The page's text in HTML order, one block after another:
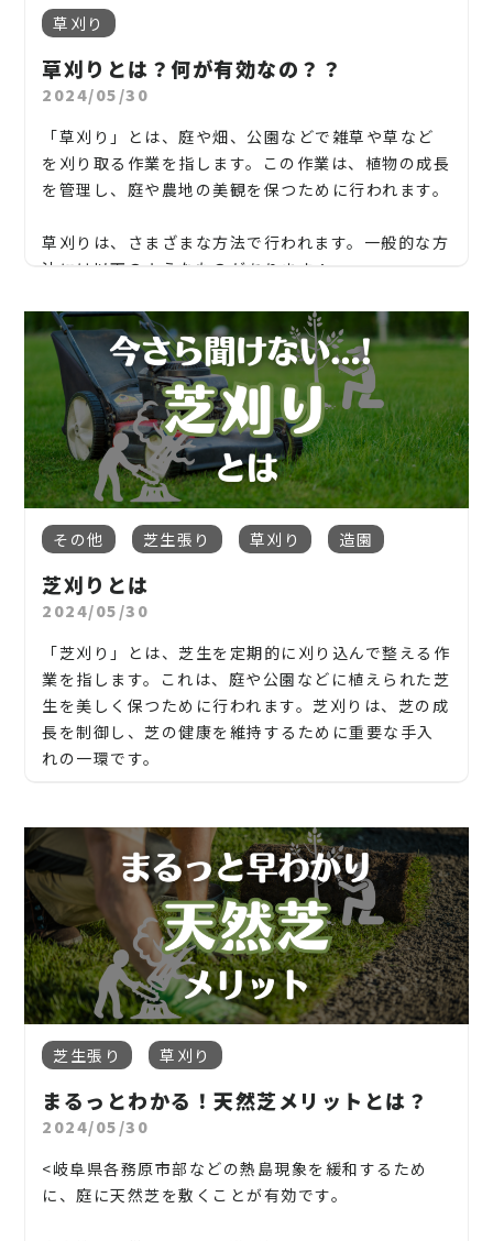
（3）コンクリート・インターロッキング施工
完全に雑草をなくしたい方におすすめなのが、コン
クリートやインターロッキング（ブロック舗装）で
メリット：ほぼ雑草ゼロ／耐久性が高い
デメリット：費用が高い／自然感は少なめ
駐車場や通路などに限定して使うと、庭全体の雰囲気
3. 愛知県一宮市の雑草対策は「地域性」がカギ
愛知県一宮市は、西側に木曽川、周辺に田畑が多
く、風通しのよいエリアも多いため、飛来する雑草
の種も豊富です。
また夏は暑く、冬は寒いため、年間通して複数の種
類の雑草が生えやすい地域。そのため、「一時的な
除草剤」よりも「持続的な物理対策」が有効です。
特におすすめなのが：
通年使用可能な
植栽との組み合わせを考慮した
見栄えも大事にした 景観用のウッドチップや人工芝
4. 雑草対策は業者に頼むべき？自分でできる？
DIYでもできる作業はある
簡易な砂利敷き
除草剤の使用
ホームセンター（カーマやコーナン一宮店など）で
も材料が手に入ります。ただし、下地処理や整地が甘
いと効果が半減してしまいます。
プロに頼むべきケース
広い庭や傾斜地
おしゃれな見た目も重視したい
その場合は、地域密着の外構・造園業者
2. 自分で木を切ることはできる？DIY伐採の注意点
小さな庭木であれば、
伐採 することも可能です。
しかし、以下の点には十分注意してください。
DIYでの伐採リスク：
高所作業での転倒・ケガ
電線や隣家などへの 破損リスク
伐採後の処分方法に困る
特に一宮市では、住宅密集地や道路沿いの家
ため、1本でも3m以上の樹木や根の張った木
は、業
者に任せるのが安全です。
3. 業者に頼んだ場合のメリットと費用相場【一宮市
編】
業者に依頼するメリット：
伐採方向や安全管理を徹底
木の高さや太さに応じた
必要に応じて根の撤去・整地 も可能
愛知県一宮市での伐採費用の目安：
樹木のサイズ
高さ3～5m
15,000円〜30,000円
高さ5m以上
30,000円〜50,000円以上
※上記は作業費のみ。処分費・出張費・伐根（根の
撤去）などは別途必要な場合があります。
4. 木の伐採でよくあるトラブルと対策
庭木の伐採は自分の敷地内のことと思いがちです
が、以下のようなケースで近隣トラブルに発展するこ
とがあります。
トラブル例：
木の倒れる方向が他人の敷地
切った枝が隣地や車に落下・接触
もちろん、植物の健康状態も保てます。
■ ゴミの処分もお任せ
庭掃除後に出る大量の草木ゴミや土なども、業者が
けや廃棄物処理の手間もありません。
2. 庭掃除の主な作業内容とは？
庭掃除と一言で言っても、実際には多くの工程が含ま
れています。以下は一般的な作業内容です。
■ 雑草除去
な草刈り。
■ 枝の剪定・伐採
成長しすぎた庭木の剪定や、不必要な樹木の伐採も
行います。
■ 落ち葉・ゴミの清掃
秋冬にかけて落ち葉が多くなる時期には、清掃が重
要です。虫やカビの発生を防ぐ意味でも有効です。
■ 庭石・景観の整備
庭石の移動や並び替え、防草砂利の整備なども対応
可能。
蜂の巣や毛虫などの害虫駆除も、庭掃除業者に依頼
可能なケースがあります。
3. 一宮市における庭掃除の費用相場
庭掃除にかかる費用は、作業の内容や規模、庭の広
■ 一般的な費用目安（2024年現在）
雑草除去のみ：10,000円〜20,000円
剪定作業込み：20,000円〜50,000円
ゴミ処分込みパッケージ：30,000円〜70,000円
定期メンテナンス契約：月額10,000円〜30,000円
■ 費用を抑えるコツ
複数業者から相見積もりを取る
シーズンオフ（冬季など）に依頼する
作業範囲を明確に伝える
4. 信頼できる庭掃除業者の選び方
一宮市内にも多くの造園業者や庭掃除専門の業者が
ありますが、どこに依頼してもよいというわけではあ
■ 地元密着で実績が豊富な業者
1. 剪定とは？なぜ必要なのか
を指します。
見た目を整えるだけでなく、木の健康を保ち、病害
虫の予防にもつながる大切な作業です。
■ 剪定の主な目的
樹形の美しさを保つ
日当たりや風通しを改善し、病害虫を防ぐ
成長をコントロールし、倒木や枝折れを防止
開花や実つきを促進する
2. 一宮市で剪定を業者に依頼するメリット
庭木の剪定は、自分で行うこともできますが、高所作
業や樹種ごとの知識が必要になるため、プロに任せ
■ 高所作業の安全確保
脚立やチェーンソーを使った高所作業は非常に危険で
す。プロは安全対策を徹底し、必要な機材を備えてい
ます。
間違った剪定は枯れやすくなったり、病害虫の原因に
なります。プロなら適切な処理が可能です。
■ 美しい仕上がり
見た目の美しさを追求するには、経験豊富な職人の
技術が欠かせません。プロに任せることで、より整っ
た景観を得られます。
■ ゴミ処理も一括対応
剪定後の枝葉や伐採した幹など、大量のごみも業者が
回収・処分してくれるため、手間が省けます。
3. 剪定の時期と頻度
剪定には適切なタイミングがあり、木の種類によって
も異なります。
剪定のタイミングを誤ると、樹木の健康を損なう可能
草刈り
草刈りとは？何が有効なの？？
2024/05/30
「草刈り」とは、庭や畑、公園などで雑草や草など
を刈り取る作業を指します。この作業は、植物の成長
を管理し、庭や農地の美観を保つために行われます。
草刈りは、さまざまな方法で行われます。一般的な方
法には以下のようなものがあります：
手作業による草刈り:
手で雑草や草を引き抜く、あるいは鋏や刈り込み道
具を使って草を切り取る方法です。小さな庭や狭いス
ペースで効果的ですが、大規模なエリアには効率が悪
い場合があります。
草刈り機を使った草刈り:
ガソリンや電動の草刈り機を使って、大規模な庭や草
地を効率的に刈り取る方法です。ロータリー式やスト
リングトリマーなどの機種があり、草地の状態や使い
勝手によって選択されます。
除草剤を使って雑草を処理する方法です。ただし、環
境への影響や安全性の観点から、使用には慎重さが
必要です。
草刈りは、草を刈り取るだけでなく、庭や農地の美
ぐためにも重要です。また、定期的な草刈りは火災の
危険性を減らし、生態系のバランスを保つのにも役
立ちます。
愛知県
【一宮市、江南市、扶桑町、岩倉市、北名古屋市、
稲沢市、清須市】
岐阜県
【岐阜市、各務原市、岐南町、笠松町、羽島市】
地域密着で伐採・抜根・剪定・草刈りなどのお庭の
こと、造園・植木屋をお探しなら当社にご相談くださ
い！
当社では造園工事はもちろんのこと、外構工事やエク
ステリア工事まで自社で一気通貫で行っております。
見積もりは無料ですので、お庭のことなら当社にお気
軽にご連絡ください！
企業様や、施設様、マンション、アパートなどの庭
木、高木、植栽の年間管理なども対応しております
ので、
お気軽にお問い合わせください！
松、スギ、クスノキ、くろがねもち、もみの木、どん
ぐりの木、竹、柿の木、オリーブ、もみじ、柿の木、
金木犀、アカシア、シダレエゴノキ、コニファー、
梅、かしの木、ブルーアイス、クチナシ、ナンテン、
クスノキ、 薪の木、ケヤキ、コノデカシワ、マキの
木、桜、ゴールドクレスト、アオハダ、いちじく、椰
グレープフルーツの木、カツラの木、柿、みかん、グ
ミ、エゴノキ、ハナミズキ、ジューンベリー、ヤマボ
その他 芝生張り 草刈り 造園
芝刈りとは
2024/05/30
「芝刈り」とは、芝生を定期的に刈り込んで整える作
業を指します。これは、庭や公園などに植えられた芝
生を美しく保つために行われます。芝刈りは、芝の成
長を制御し、芝の健康を維持するために重要な手入
れの一環です。
芝の高さを均一にする:
芝刈りは、芝の高さを一定に保つために行われます。
均一な高さの芝生は美しく見え、整然とした庭や公
園の景観を提供します。
芝の健康を促進する:
定期的な芝刈りは、芝の健康を維持し、病気や害虫
のリスクを軽減するのに役立ちます。過度に成長した
芝は、日光や空気の循環が妨げられ、病気にかかり
やすくなります。
芝刈りは、新しい芽を促進し、芝の密度を増やす助
けとなります。これにより、芝生はより密集し、強力
愛知県
【一宮市、江南市、扶桑町、岩倉市、北名古屋市、
稲沢市、清須市】
岐阜県
【岐阜市、各務原市、岐南町、笠松町、羽島市】
地域密着で伐採・抜根・剪定・草刈りなどのお庭の
こと、造園・植木屋をお探しなら当社にご相談くださ
い！
当社では造園工事はもちろんのこと、外構工事やエク
ステリア工事まで自社で一気通貫で行っております。
芝生張り 草刈り
まるっとわかる！天然芝メリットとは？
2024/05/30
<岐阜県各務原市部などの熱島現象を緩和するため
に、庭に天然芝を敷くことが有効です。